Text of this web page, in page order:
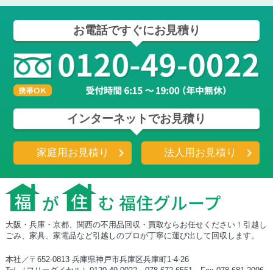
お電話ですぐにお見積り
インターネットでお見積り
家庭用お見積り 法人用お見積り
大阪・兵庫・京都、関西の不用品回収・買取ならお任せください！引越し
ごみ、家具、家電品など引越しのプロが丁寧に運び出して回収します。
本社／〒652-0813 兵庫県神戸市兵庫区兵庫町1-4-26